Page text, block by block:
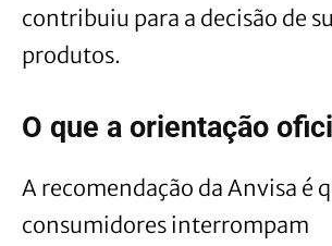
contribuiu para a decisão de
produtos.
O que a orientação
A recomendação da Anvisa é
consumidores interrompam